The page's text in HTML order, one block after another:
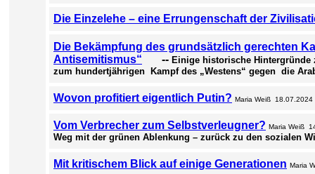
Die Einzelehe – eine Errungenschaft der
Die Bekämpfung des grundsätzlich gerechten
Antisemitismus“ -- Einige historische
zum hundertjährigen Kampf des „Westens“ gegen die
Wovon profitiert eigentlich Putin? Maria Weiß 18.07.2024
Vom Verbrecher zum Selbstverleugner? Maria Weiß
Weg mit der grünen Ablenkung – zurück zu den sozialen
Mit kritischem Blick auf einige Generationen Maria